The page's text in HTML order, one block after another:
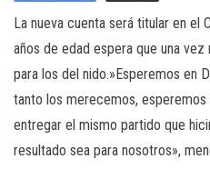
La nueva cuenta será titular en el
años de edad espera que una
para los del nido.»Esperemos en
tanto los merecemos, esperemos
entregar el mismo partido que
resultado sea para nosotros»,